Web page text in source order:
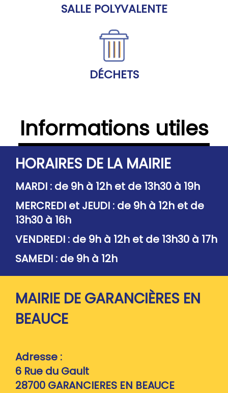
SALLE POLYVALENTE
DÉCHETS
Informations utiles
HORAIRES DE LA MAIRIE
MARDI : de 9h à 12h et de 13h30 à 19h
MERCREDI et JEUDI : de 9h à 12h et de
13h30 à 16h
VENDREDI : de 9h à 12h et de 13h30 à 17h
SAMEDI : de 9h à 12h
MAIRIE DE GARANCIÈRES EN
BEAUCE
Adresse :
6 Rue du Gault
28700 GARANCIERES EN BEAUCE